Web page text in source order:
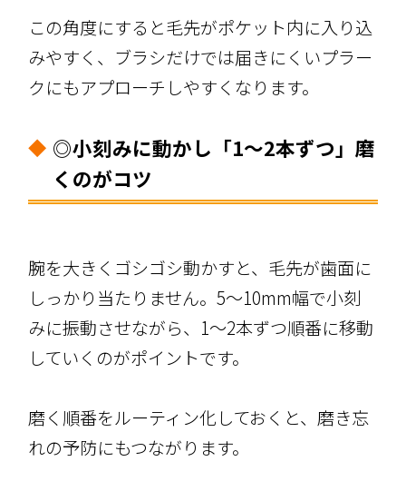
この角度にすると毛先がポケット内に入り込
みやすく、ブラシだけでは届きにくいプラー
クにもアプローチしやすくなります。
◎小刻みに動かし「1〜2本ずつ」磨
くのがコツ
腕を大きくゴシゴシ動かすと、毛先が歯面に
しっかり当たりません。5〜10mm幅で小刻
みに振動させながら、1〜2本ずつ順番に移動
していくのがポイントです。
磨く順番をルーティン化しておくと、磨き忘
れの予防にもつながります。